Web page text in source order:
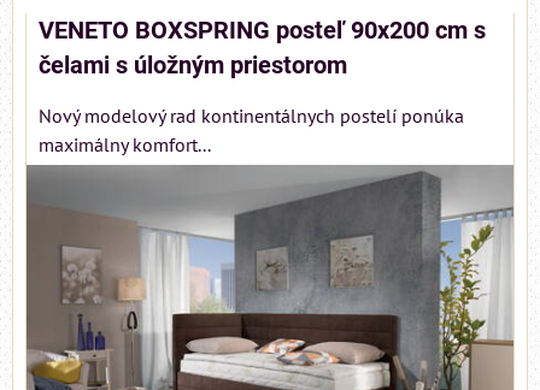
VENETO BOXSPRING posteľ 90x200 cm s
čelami s úložným priestorom
Nový modelový rad kontinentálnych postelí ponúka
maximálny komfort...